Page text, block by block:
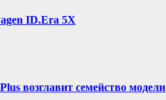
ID.Era 5X
возглавит семейство модели